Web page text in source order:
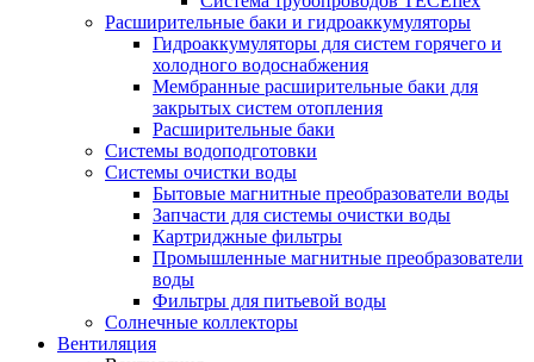
Расширительные баки и гидроаккумуляторы
Гидроаккумуляторы для систем горячего и
холодного водоснабжения
Мембранные расширительные баки для
закрытых систем отопления
Расширительные баки
Системы водоподготовки
Системы очистки воды
Бытовые магнитные преобразователи воды
Запчасти для системы очистки воды
Картриджные фильтры
Промышленные магнитные преобразователи
воды
Фильтры для питьевой воды
Солнечные коллекторы
Вентиляция